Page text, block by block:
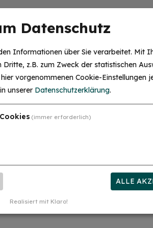
In den Räumen des
BRK KV
Str. 7 a
58151931
Datenschutz
Informationen über Sie verarbeitet. Mit
z.B. zum Zweck der statistischen
vorgenommenen Cookie-Einstellungen
unserer Datenschutzerklärung.
(immer erforderlich)
ALLE
Realisiert mit Klaro!